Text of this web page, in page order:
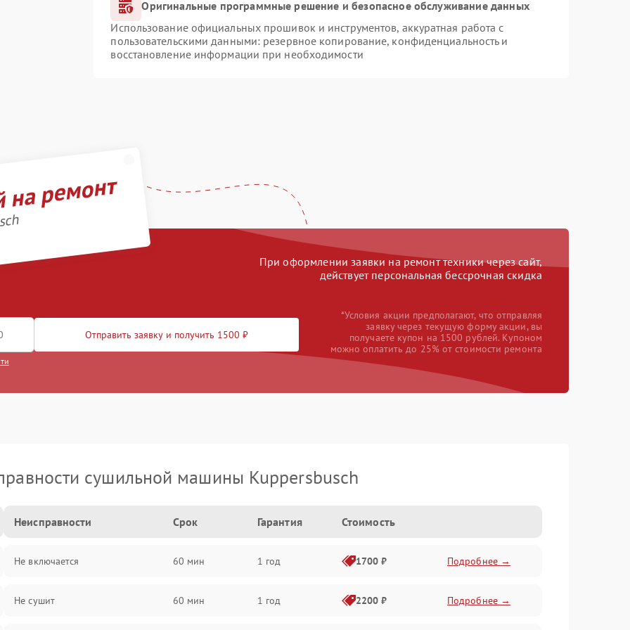
Оригинальные программные решение и безопасное обслуживание данных
Использование официальных прошивок и инструментов, аккуратная работа с
пользовательскими данными: резервное копирование, конфиденциальность и
восстановление информации при необходимости
ремонт
При оформлении заявки на ремонт техники через сайт,
действует персональная бессрочная скидка
Отправить заявку и получить 1500 ₽
*Условия акции предполагают, что отправляя
заявку через текущую форму акции, вы
получаете купон на 1500 рублей. Купоном
можно оплатить до 25% от стоимости ремонта
сушильной машины Kuppersbusch
Неисправности Срок Гарантия Стоимость
Не включается 60 мин 1 год 1700 ₽ Подробнее →
Не сушит 60 мин 1 год 2200 ₽ Подробнее →